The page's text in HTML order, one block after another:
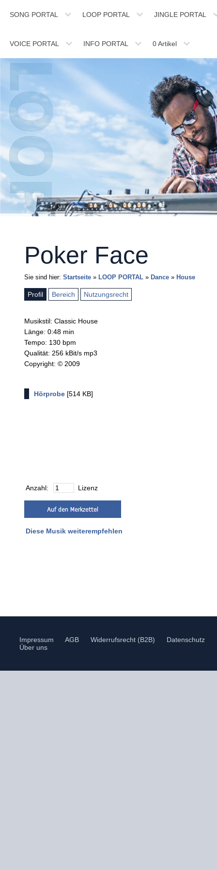
SONG PORTAL LOOP PORTAL JINGLE PORTAL
VOICE PORTAL INFO PORTAL 0Artikel
Poker Face
Sie sind hier: Startseite » LOOP PORTAL » Dance » House
Profil Bereich Nutzungsrecht
Musikstil: Classic House
Länge: 0:48 min
Tempo: 130 bpm
Qualität: 256 kBit/s mp3
Copyright: © 2009
Hörprobe [514 KB]
Anzahl: Lizenz
Diese Musik weiterempfehlen
Impressum AGB Widerrufsrecht (B2B) Datenschutz
Über uns